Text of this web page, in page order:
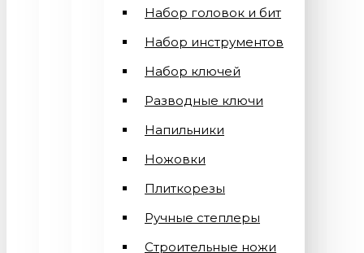
Набор головок и бит
Набор инструментов
Набор ключей
Разводные ключи
Напильники
Ножовки
Плиткорезы
Ручные степлеры
Строительные ножи